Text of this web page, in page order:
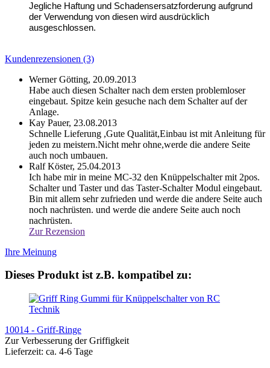
Jegliche Haftung und Schadensersatzforderung aufgrund
der Verwendung von diesen wird ausdrücklich
ausgeschlossen.
Kundenrezensionen (3)
Werner Götting, 20.09.2013
Habe auch diesen Schalter nach dem ersten problemloser
eingebaut. Spitze kein gesuche nach dem Schalter auf der
Anlage.
Kay Pauer, 23.08.2013
Schnelle Lieferung ,Gute Qualität,Einbau ist mit Anleitung für
jeden zu meistern.Nicht mehr ohne,werde die andere Seite
auch noch umbauen.
Ralf Köster, 25.04.2013
Ich habe mir in meine MC-32 den Knüppelschalter mit 2pos.
Schalter und Taster und das Taster-Schalter Modul eingebaut.
Bin mit allem sehr zufrieden und werde die andere Seite auch
noch nachrüsten. und werde die andere Seite auch noch
nachrüsten.
Zur Rezension
Ihre Meinung
Dieses Produkt ist z.B. kompatibel zu:
10014 - Griff-Ringe
Zur Verbesserung der Griffigkeit
Lieferzeit: ca. 4-6 Tage